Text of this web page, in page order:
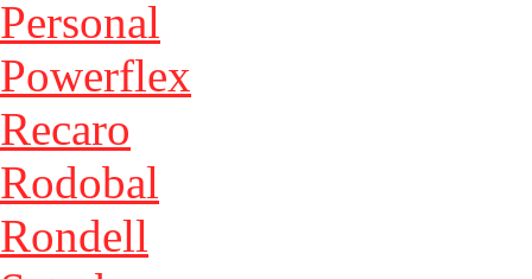
Personal
Powerflex
Recaro
Rodobal
Rondell